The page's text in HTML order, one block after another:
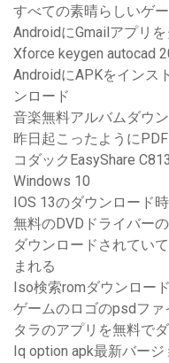
すべての素晴らしいゲ
AndroidにGmailアプリ
Xforce keygen autocad
AndroidにAPKをインス
ンロード
音楽無料アルバムダウ
昨日起こったように
コダックEasyShare
Windows 10
IOS 13のダウンロード
無料のDVDドライバー
ダウンロードされてい
まれる
Iso検索romダウンロード
ゲームのロゴのpsdフ
タラのアプリを無料で
Iq option apk最新バー